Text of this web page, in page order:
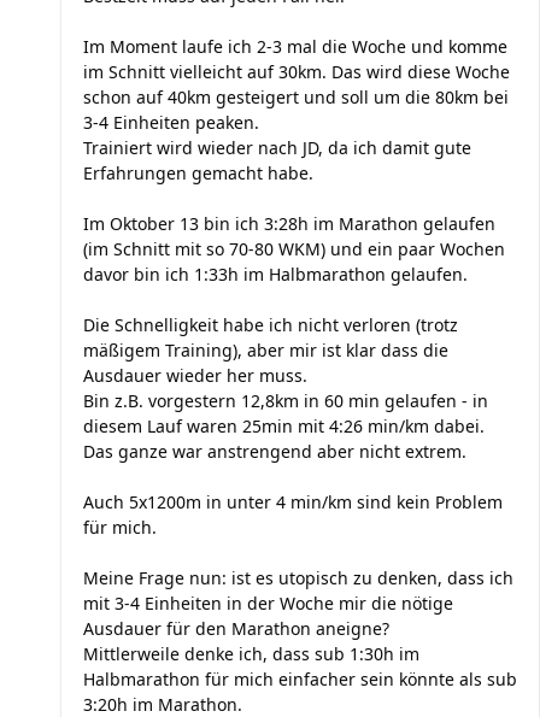
Im Moment laufe ich 2-3 mal die Woche und komme
im Schnitt vielleicht auf 30km. Das wird diese Woche
schon auf 40km gesteigert und soll um die 80km bei
3-4 Einheiten peaken.
Trainiert wird wieder nach JD, da ich damit gute
Erfahrungen gemacht habe.
Im Oktober 13 bin ich 3:28h im Marathon gelaufen
(im Schnitt mit so 70-80 WKM) und ein paar Wochen
davor bin ich 1:33h im Halbmarathon gelaufen.
Die Schnelligkeit habe ich nicht verloren (trotz
mäßigem Training), aber mir ist klar dass die
Ausdauer wieder her muss.
Bin z.B. vorgestern 12,8km in 60 min gelaufen - in
diesem Lauf waren 25min mit 4:26 min/km dabei.
Das ganze war anstrengend aber nicht extrem.
Auch 5x1200m in unter 4 min/km sind kein Problem
für mich.
Meine Frage nun: ist es utopisch zu denken, dass ich
mit 3-4 Einheiten in der Woche mir die nötige
Ausdauer für den Marathon aneigne?
Mittlerweile denke ich, dass sub 1:30h im
Halbmarathon für mich einfacher sein könnte als sub
3:20h im Marathon.